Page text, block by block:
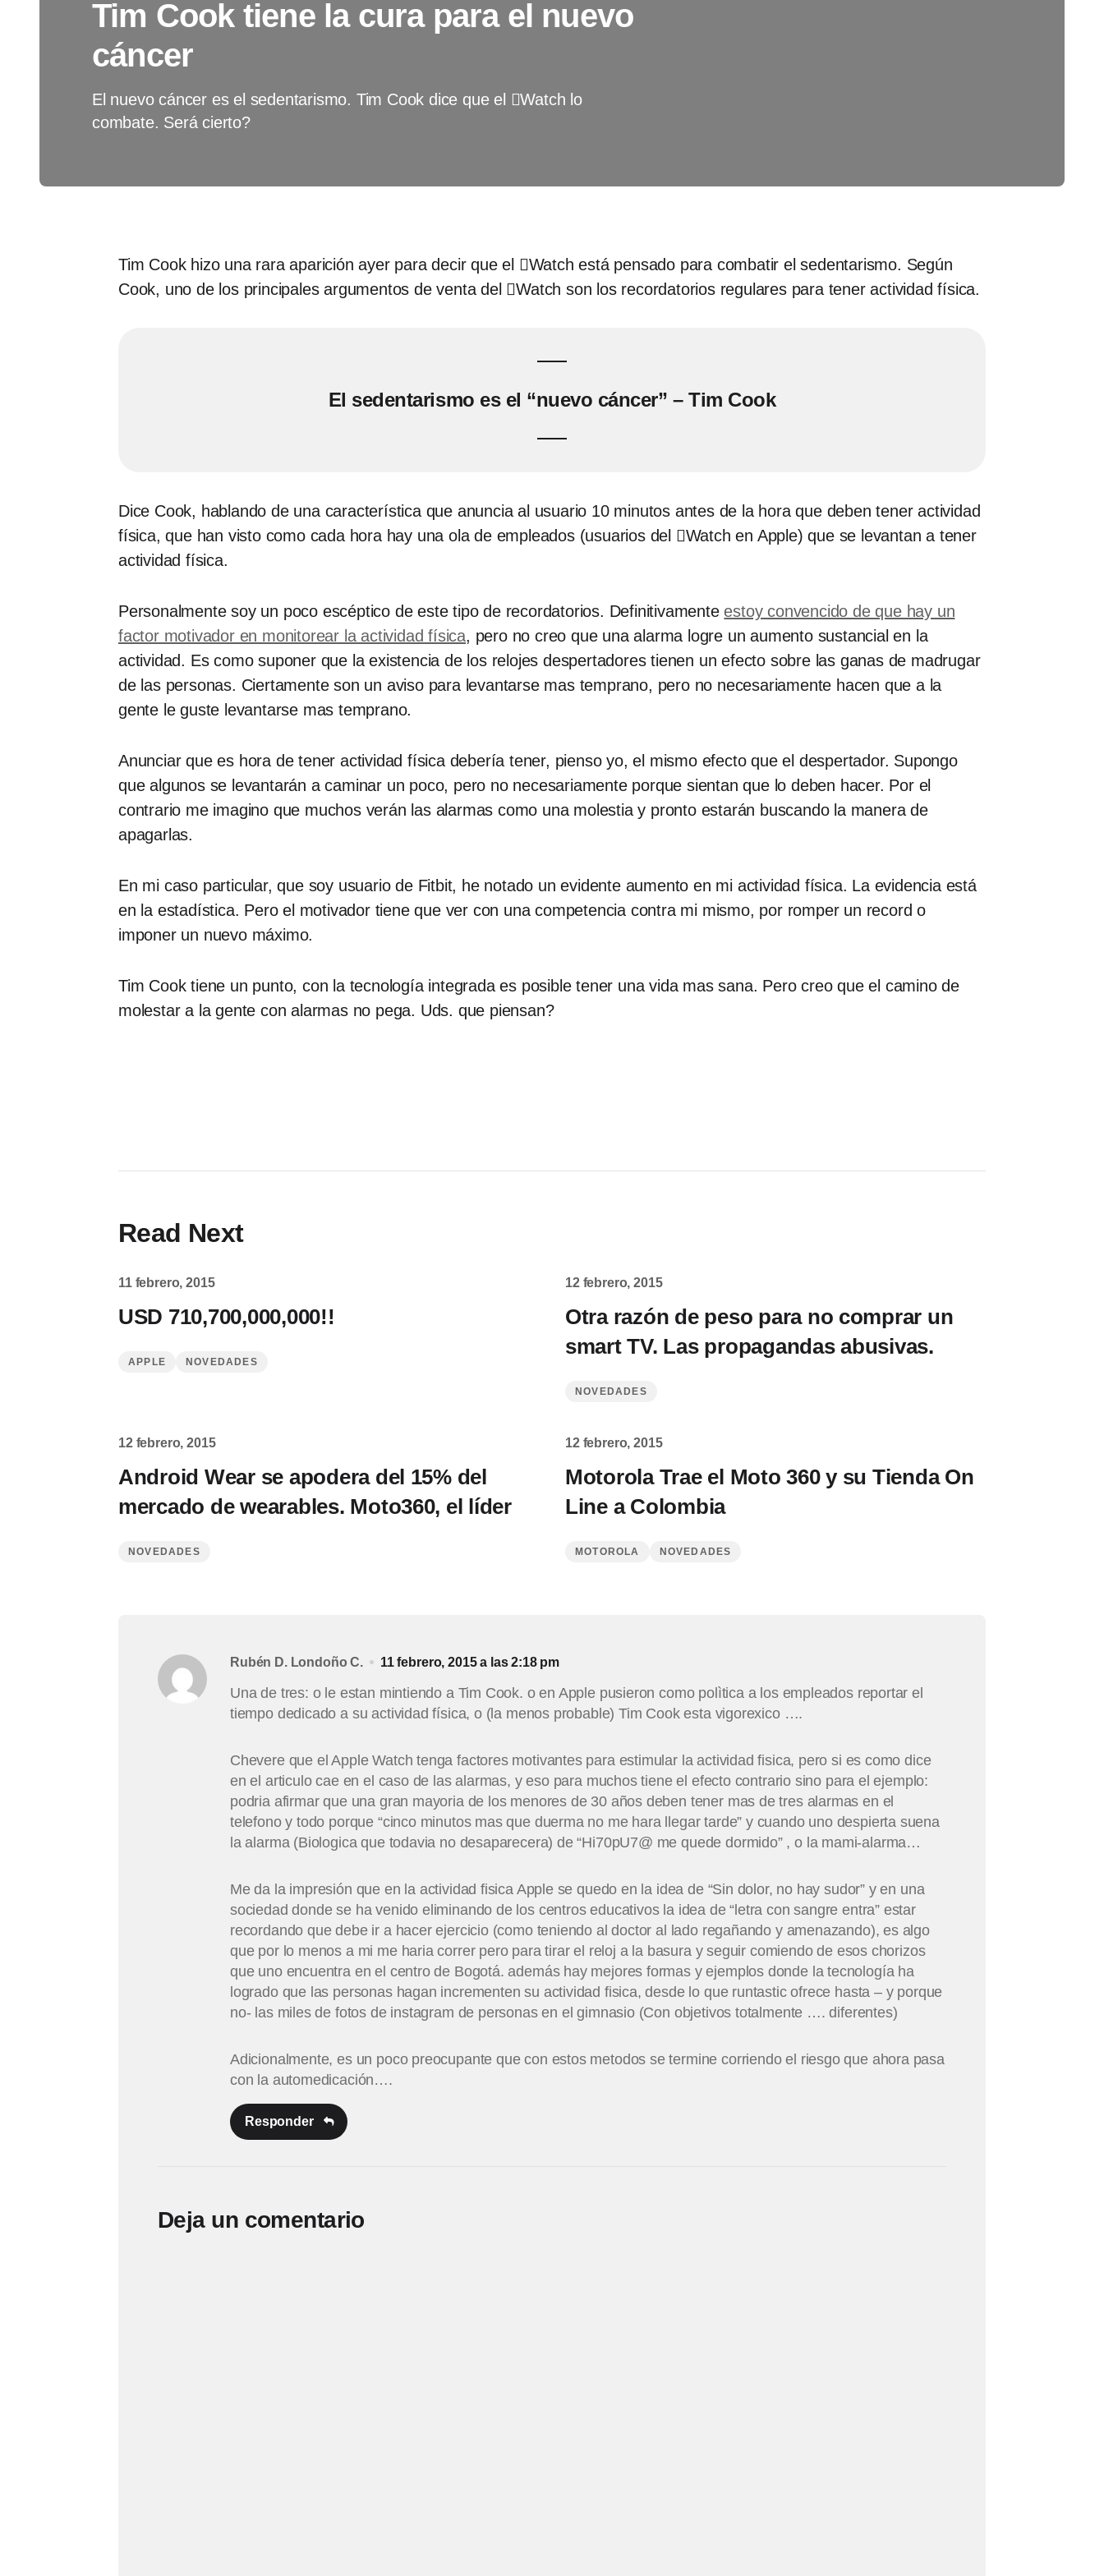
Tim Cook tiene la cura para el nuevo
cáncer
El nuevo cáncer es el sedentarismo. Tim Cook dice que el Watch lo
combate. Será cierto?
Tim Cook hizo una rara aparición ayer para decir que el Watch está pensado para combatir el sedentarismo. Según
Cook, uno de los principales argumentos de venta del Watch son los recordatorios regulares para tener actividad física.
El sedentarismo es el “nuevo cáncer” – Tim Cook
Dice Cook, hablando de una característica que anuncia al usuario 10 minutos antes de la hora que deben tener actividad
física, que han visto como cada hora hay una ola de empleados (usuarios del Watch en Apple) que se levantan a tener
actividad física.
Personalmente soy un poco escéptico de este tipo de recordatorios. Definitivamente estoy convencido de que hay un
factor motivador en monitorear la actividad física, pero no creo que una alarma logre un aumento sustancial en la
actividad. Es como suponer que la existencia de los relojes despertadores tienen un efecto sobre las ganas de madrugar
de las personas. Ciertamente son un aviso para levantarse mas temprano, pero no necesariamente hacen que a la
gente le guste levantarse mas temprano.
Anunciar que es hora de tener actividad física debería tener, pienso yo, el mismo efecto que el despertador. Supongo
que algunos se levantarán a caminar un poco, pero no necesariamente porque sientan que lo deben hacer. Por el
contrario me imagino que muchos verán las alarmas como una molestia y pronto estarán buscando la manera de
apagarlas.
En mi caso particular, que soy usuario de Fitbit, he notado un evidente aumento en mi actividad física. La evidencia está
en la estadística. Pero el motivador tiene que ver con una competencia contra mi mismo, por romper un record o
imponer un nuevo máximo.
Tim Cook tiene un punto, con la tecnología integrada es posible tener una vida mas sana. Pero creo que el camino de
molestar a la gente con alarmas no pega. Uds. que piensan?
Read Next
11 febrero, 2015
USD 710,700,000,000!!
APPLE NOVEDADES
12 febrero, 2015
Otra razón de peso para no comprar un
smart TV. Las propagandas abusivas.
NOVEDADES
12 febrero, 2015
Android Wear se apodera del 15% del
mercado de wearables. Moto360, el líder
NOVEDADES
12 febrero, 2015
Motorola Trae el Moto 360 y su Tienda On
Line a Colombia
MOTOROLA NOVEDADES
Rubén D. Londoño C. 11 febrero, 2015 a las 2:18 pm
Una de tres: o le estan mintiendo a Tim Cook. o en Apple pusieron como polìtica a los empleados reportar el
tiempo dedicado a su actividad física, o (la menos probable) Tim Cook esta vigorexico ….
Chevere que el Apple Watch tenga factores motivantes para estimular la actividad fisica, pero si es como dice
en el articulo cae en el caso de las alarmas, y eso para muchos tiene el efecto contrario sino para el ejemplo:
podria afirmar que una gran mayoria de los menores de 30 años deben tener mas de tres alarmas en el
telefono y todo porque “cinco minutos mas que duerma no me hara llegar tarde” y cuando uno despierta suena
la alarma (Biologica que todavia no desaparecera) de “Hi70pU7@ me quede dormido” , o la mami-alarma…
Me da la impresión que en la actividad fisica Apple se quedo en la idea de “Sin dolor, no hay sudor” y en una
sociedad donde se ha venido eliminando de los centros educativos la idea de “letra con sangre entra” estar
recordando que debe ir a hacer ejercicio (como teniendo al doctor al lado regañando y amenazando), es algo
que por lo menos a mi me haria correr pero para tirar el reloj a la basura y seguir comiendo de esos chorizos
que uno encuentra en el centro de Bogotá. además hay mejores formas y ejemplos donde la tecnología ha
logrado que las personas hagan incrementen su actividad fisica, desde lo que runtastic ofrece hasta – y porque
no- las miles de fotos de instagram de personas en el gimnasio (Con objetivos totalmente …. diferentes)
Adicionalmente, es un poco preocupante que con estos metodos se termine corriendo el riesgo que ahora pasa
con la automedicación….
Responder
Deja un comentario